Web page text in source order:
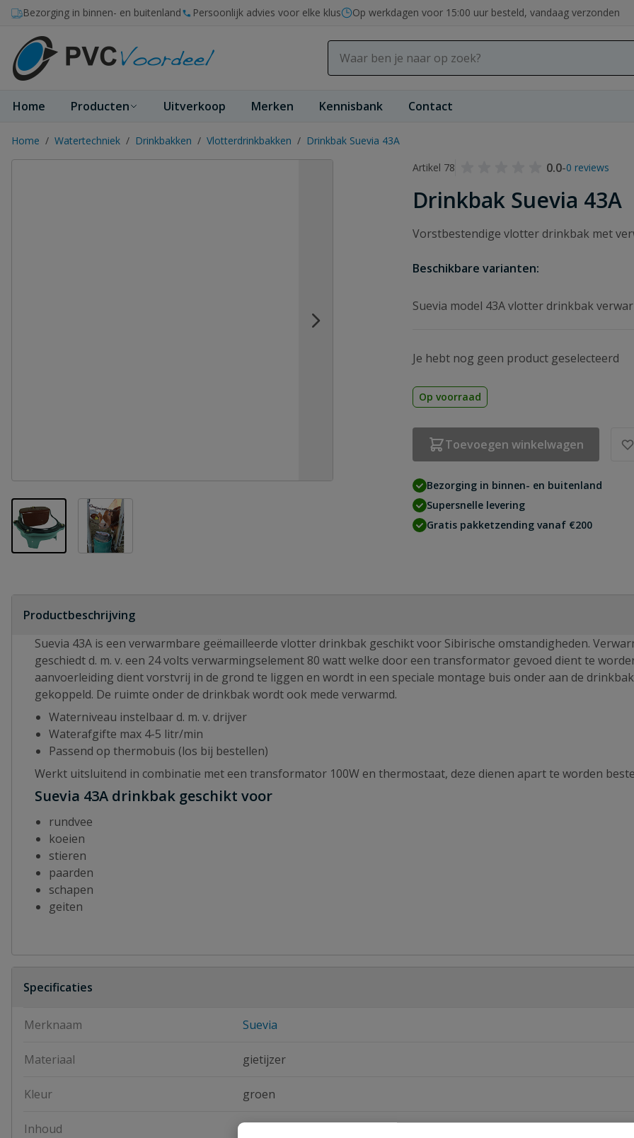
Ga naar de inhoud
Bezorging in binnen- en buitenland Persoonlijk advies voor elke klus Op werkdagen voor 15:00 uur besteld, vandaag verzonden
Home Producten Uitverkoop Merken Kennisbank Contact
Home / Watertechniek / Drinkbakken / Vlotterdrinkbakken / Drinkbak Suevia 43A
Artikel 78
0.0-0 reviews
Drinkbak Suevia 43A
View larger imageView larger image
Vorstbestendige vlotter drinkbak met
Beschikbare varianten:
Suevia model 43A vlotter drinkbak
Je hebt nog geen product geselecteerd
Op voorraad
Toevoegen winkelwagen
Bezorging in binnen- en buitenland
Supersnelle levering
Gratis pakketzending vanaf €200
Productbeschrijving
Suevia 43A is een verwarmbare geëmailleerde vlotter drinkbak geschikt voor Sibirische omstandigheden.
geschiedt d. m. v. een 24 volts verwarmingselement 80 watt welke door een transformator gevoed dient te
aanvoerleiding dient vorstvrij in de grond te liggen en wordt in een speciale montage buis onder aan de drinkbak
gekoppeld. De ruimte onder de drinkbak wordt ook mede verwarmd.
Waterniveau instelbaar d. m. v. drijver
Waterafgifte max 4-5 litr/min
Passend op thermobuis (los bij bestellen)
Werkt uitsluitend in combinatie met een transformator 100W en thermostaat, deze dienen apart te worden
Suevia 43A drinkbak geschikt voor
rundvee
koeien
stieren
paarden
schapen
geiten
Specificaties
Merknaam Suevia
Materiaal gietijzer
Kleur groen
Inhoud